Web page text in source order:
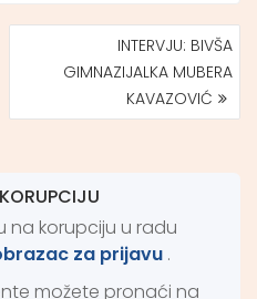
INTERVJU: BIVŠA
GIMNAZIJALKA MUBERA
KAVAZOVIĆ
na korupciju u radu
za prijavu .
možete pronaći na